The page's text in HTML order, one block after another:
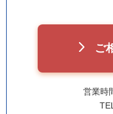
ご
営業時